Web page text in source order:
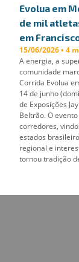
Evolua em
de mil
em
15/06/2026 • 4
A energia, a
comunidade
Corrida Evolua
14 de junho
de Exposições
Beltrão. O
corredores,
estados
regional e
tornou tradição